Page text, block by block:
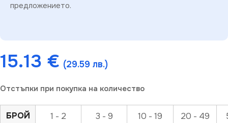
предложението.
15.13 € (29.59 лв.)
Отстъпки при покупка на количество
БРОЙ 1 - 2 3 - 9 10 - 19 20 - 49